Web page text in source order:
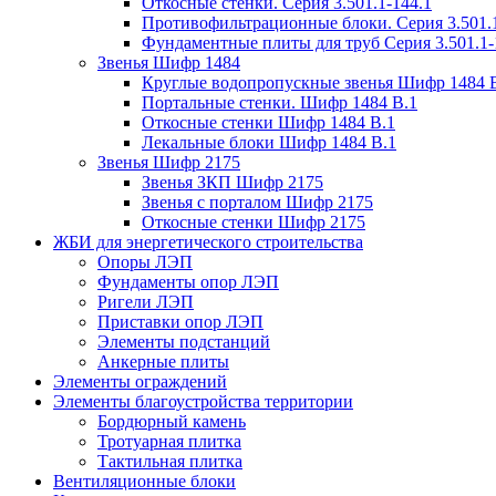
Противофильтрационные блоки. Серия
Фундаментные плиты для труб Серия 3.501.1-
Звенья Шифр 1484
Круглые водопропускные звенья Шифр 1484
Портальные стенки. Шифр 1484 В.1
Откосные стенки Шифр 1484 В.1
Лекальные блоки Шифр 1484 В.1
Звенья Шифр 2175
Звенья ЗКП Шифр 2175
Звенья с порталом Шифр 2175
Откосные стенки Шифр 2175
ЖБИ для энергетического строительства
Опоры ЛЭП
Фундаменты опор ЛЭП
Ригели ЛЭП
Приставки опор ЛЭП
Элементы подстанций
Анкерные плиты
Элементы ограждений
Элементы благоустройства территории
Бордюрный камень
Тротуарная плитка
Тактильная плитка
Вентиляционные блоки